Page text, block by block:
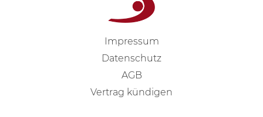
Impressum
Datenschutz
AGB
Vertrag kündigen